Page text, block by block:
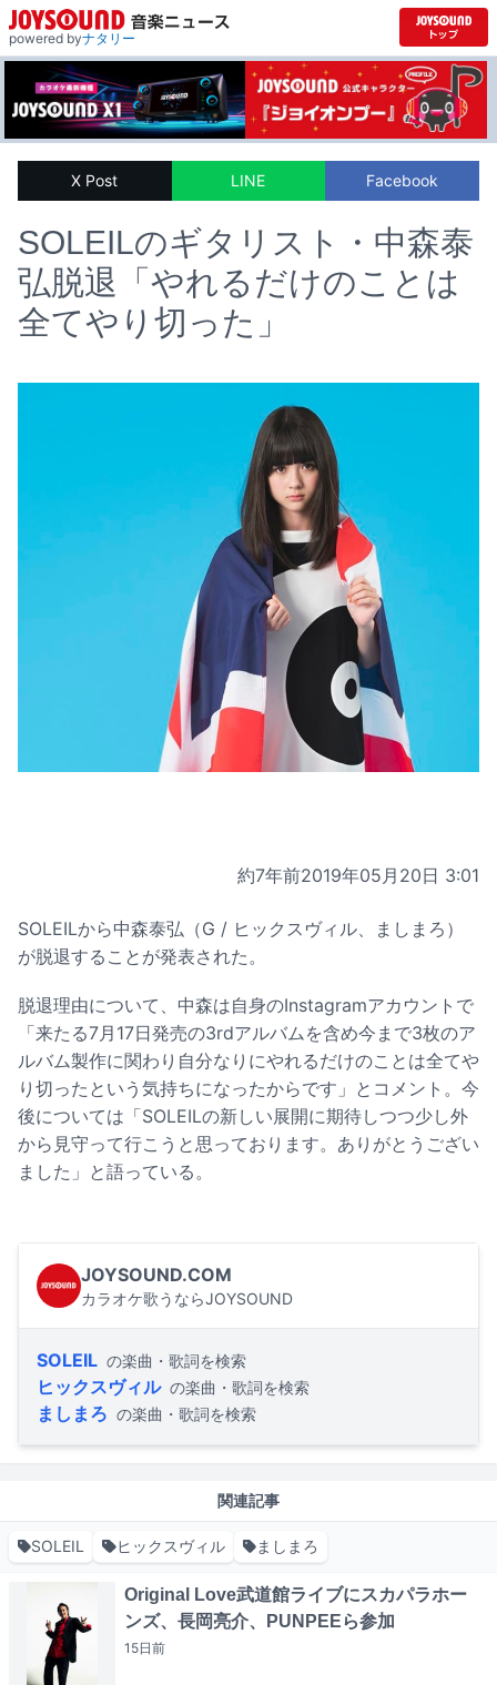
powered byナタリー
X Post LINE Facebook
SOLEILのギタリスト・中森泰
弘脱退「やれるだけのことは
全てやり切った」
約7年前2019年05月20日 3:01
SOLEILから中森泰弘（G / ヒックスヴィル、ましまろ）
が脱退することが発表された。
脱退理由について、中森は自身のInstagramアカウントで
「来たる7月17日発売の3rdアルバムを含め今まで3枚のア
ルバム製作に関わり自分なりにやれるだけのことは全てや
り切ったという気持ちになったからです」とコメント。今
後については「SOLEILの新しい展開に期待しつつ少し外
から見守って行こうと思っております。ありがとうござい
ました」と語っている。
JOYSOUND.COM
カラオケ歌うならJOYSOUND
SOLEIL の楽曲・歌詞を検索
ヒックスヴィル の楽曲・歌詞を検索
ましまろ の楽曲・歌詞を検索
関連記事
SOLEIL ヒックスヴィル ましまろ
Original Love武道館ライブにスカパラホー
ンズ、長岡亮介、PUNPEEら参加
15日前